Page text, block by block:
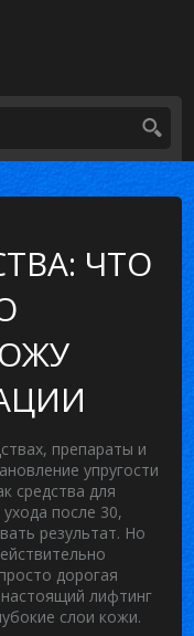
ЧТО
, препараты и
упругости
средства для
после 30,
результат. Но
дорогая
лифтинг
слои кожи.